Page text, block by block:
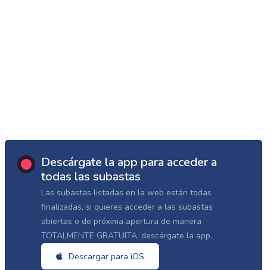
Descárgate la app para acceder a
todas las subastas
Las subastas listadas en la web están todas
finalizadas, si quieres acceder a las subastas
abiertas o de próxima apertura de manera
TOTALMENTE GRATUITA, descárgate la app.
Descargar para iOS